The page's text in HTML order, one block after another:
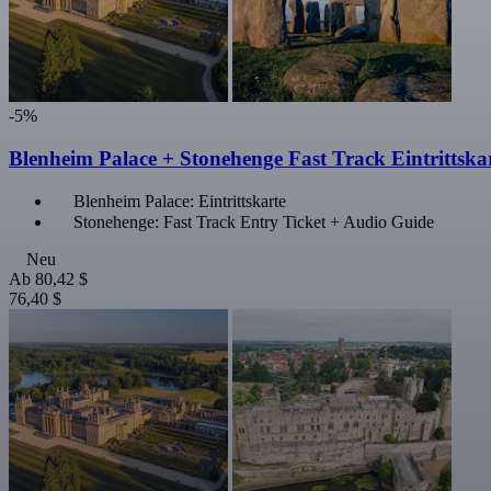
-5%
Blenheim Palace + Stonehenge Fast Track
Blenheim Palace: Eintrittskarte
Stonehenge: Fast Track Entry Ticket + Audio Guide
Neu
Ab 80,42 $
76,40 $